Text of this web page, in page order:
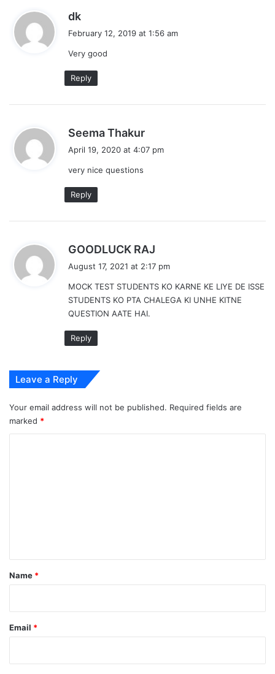
dk
s
:
February 12, 2019 at 1:56 am
Very good
Reply
Seema Thakur
a
April 19, 2020 at 4:07 pm
very nice questions
Reply
GOODLUCK RAJ
a
s
:
August 17, 2021 at 2:17 pm
MOCK TEST STUDENTS KO KARNE KE LIYE DE ISSE
STUDENTS KO PTA CHALEGA KI UNHE KITNE
QUESTION AATE HAI.
Reply
Leave a Reply
Your email address will not be published. Required fields are
marked *
*
Name *
Email *